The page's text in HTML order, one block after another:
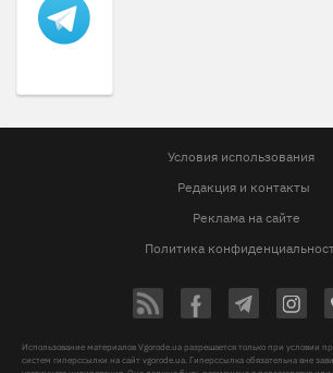
Условия использования
Редакция и контакты
Реклама на сайте
Политика
Использование материалов Vgorode.ua разрешается только при условии
систем гиперссылки на сайт vgorode.ua. Гиперссылка обязательна вне